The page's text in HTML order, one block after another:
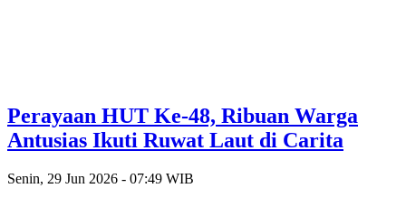
Perayaan HUT Ke-48, Ribuan Warga
Antusias Ikuti Ruwat Laut di Carita
Senin, 29 Jun 2026 - 07:49 WIB